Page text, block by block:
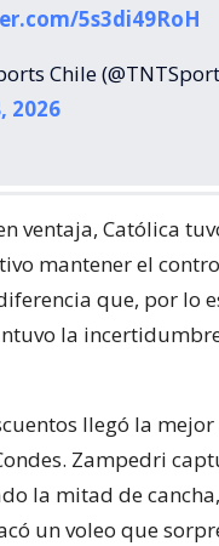
5s3di49RoH
Chile
2026
ventaja, Católica
mantener el
que, por lo
la
llegó la
Zampedri
la mitad de
un voleo que